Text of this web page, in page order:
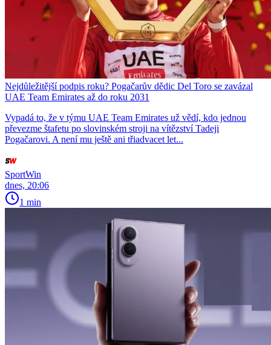
Nejdůležitější podpis roku? Pogačarův dědic Del Toro se zavázal
UAE Team Emirates až do roku 2031
Vypadá to, že v týmu UAE Team Emirates už vědí, kdo jednou
převezme štafetu po slovinském stroji na vítězství Tadeji
Pogačarovi. A není mu ještě ani třiadvacet let...
SportWin
dnes, 20:06
1 min